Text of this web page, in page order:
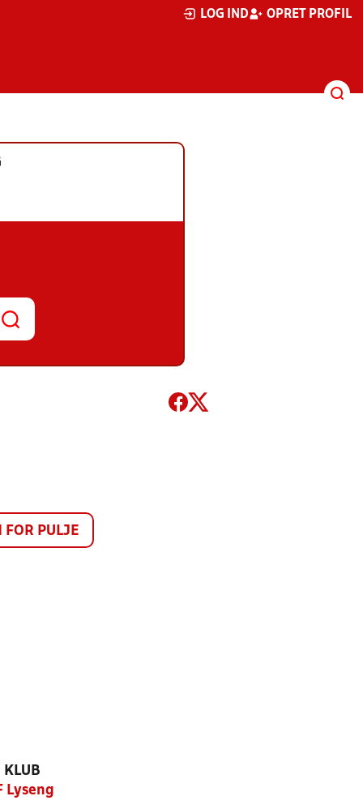
LOG IND OPRET PROFIL
FOR PULJE
KLUB
Lyseng